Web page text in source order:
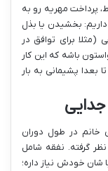
پرداخت مهریه رو به
بخشیدن یا بذل
برای توافق در
باشه که این کار
بعدا پشیمانی به بار
خانم در طول دوران
گرفته. نفقه شامل
شان خودش نیاز داره؛